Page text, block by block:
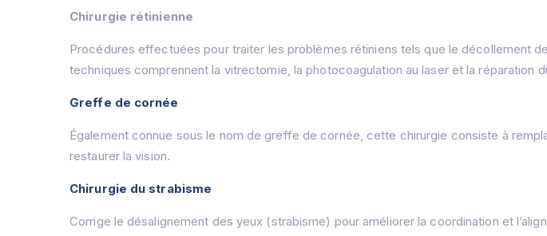
Chirurgie rétinienne
Procédures effectuées pour traiter les problèmes rétiniens tels que le décollement
techniques comprennent la vitrectomie, la photocoagulation au laser et la réparation
Greffe de cornée
Également connue sous le nom de greffe de cornée, cette chirurgie consiste à
restaurer la vision.
Chirurgie du strabisme
Corrige le désalignement des yeux (strabisme) pour améliorer la coordination et